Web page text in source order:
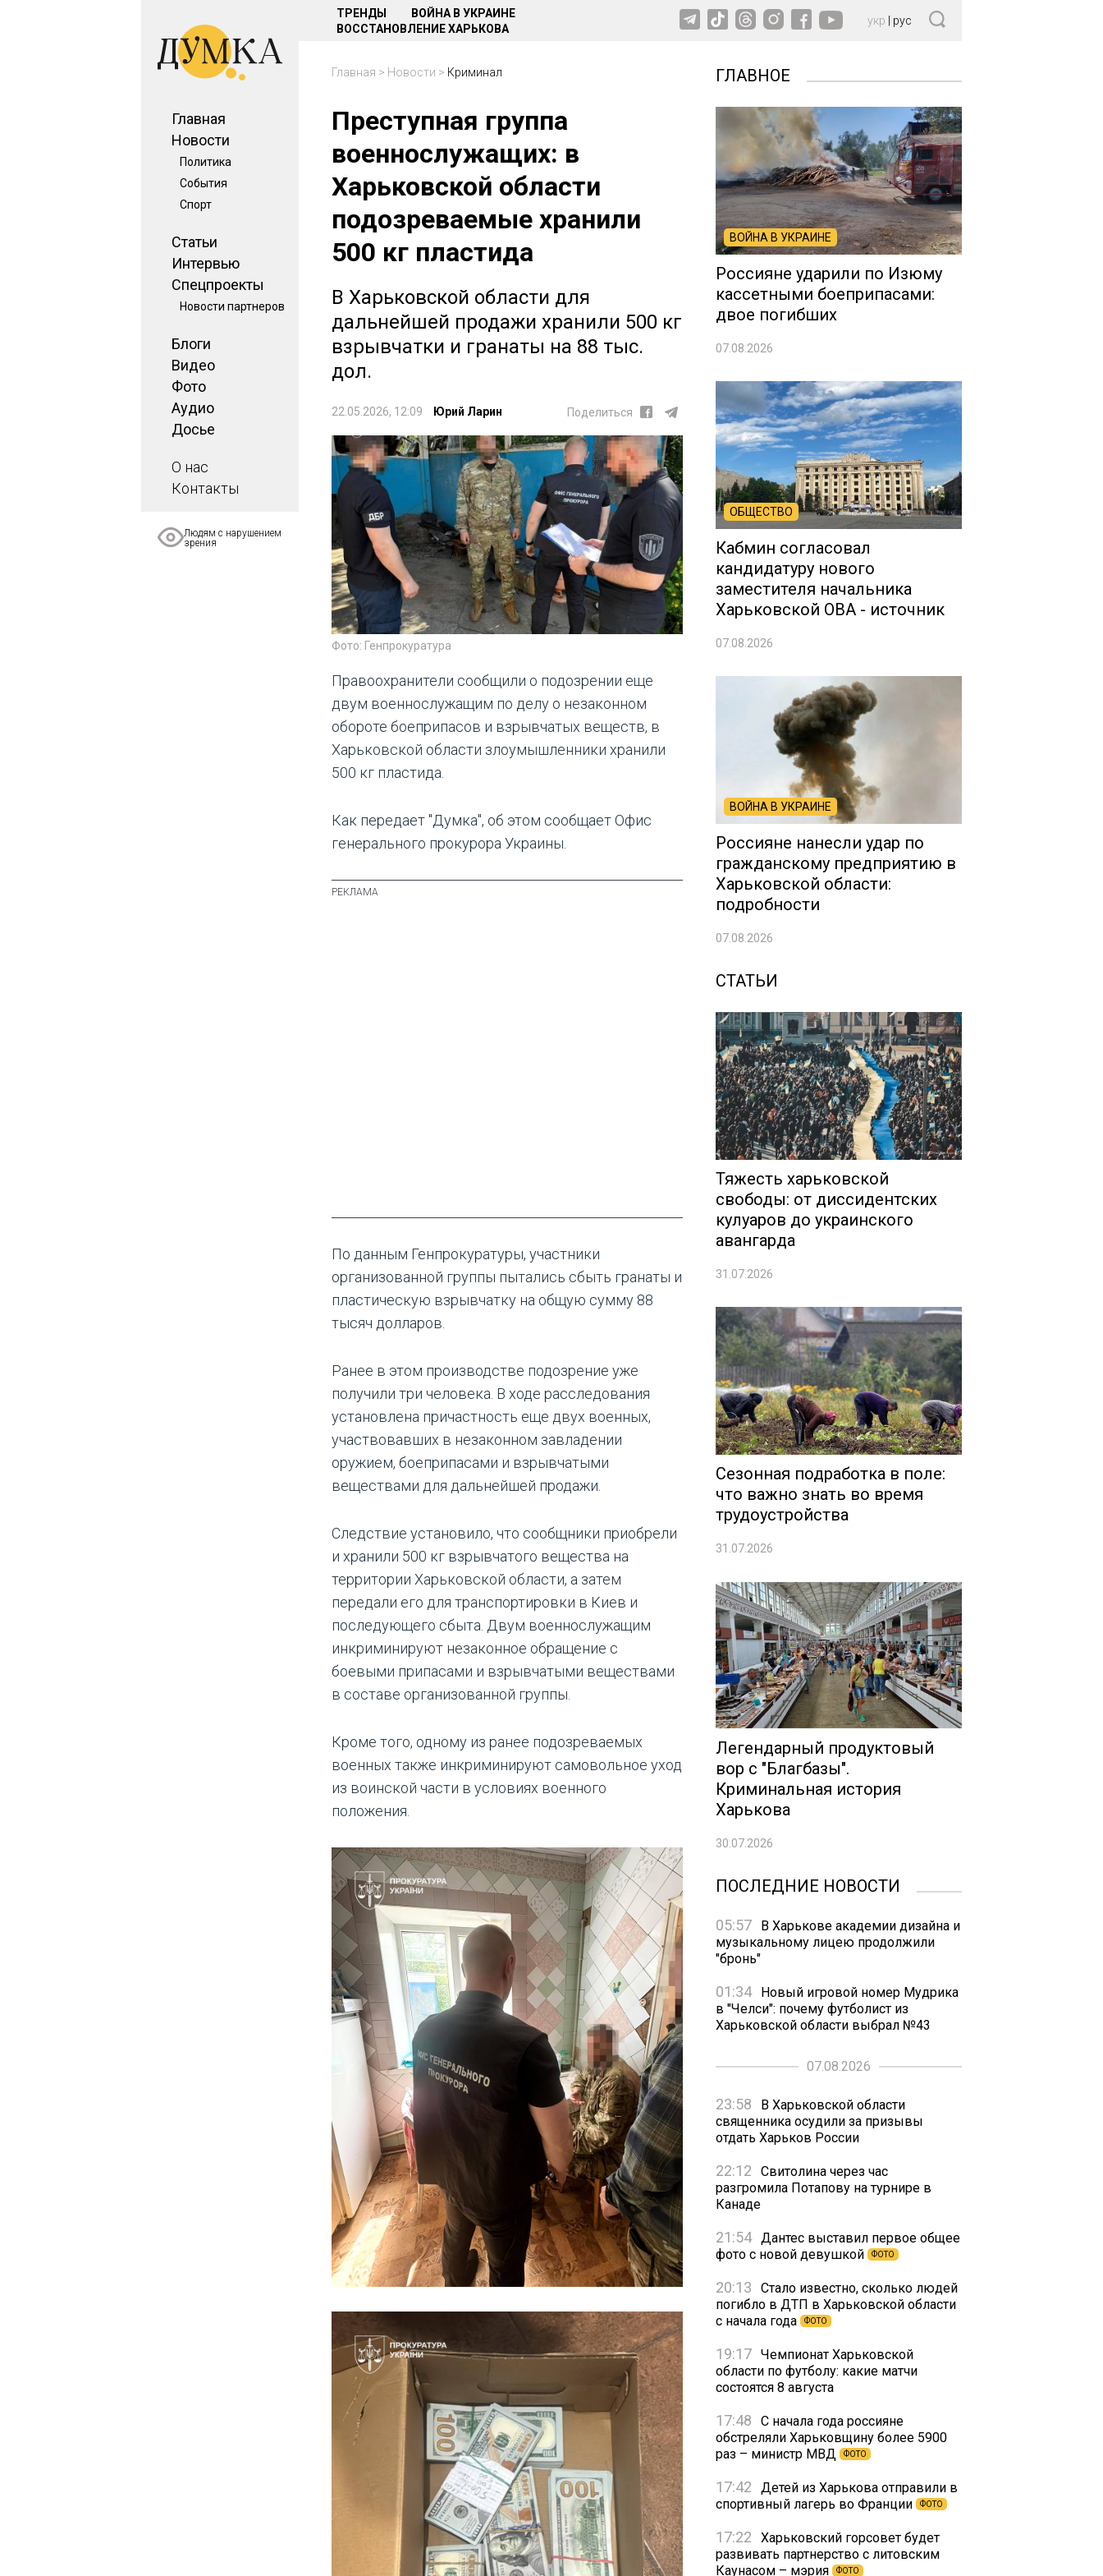
Главная
Новости
Политика
События
Спорт
Статьи
Интервью
Спецпроекты
Новости партнеров
Блоги
Видео
Фото
Аудио
Досье
О нас
Контакты
Людям с нарушением
зрения
ТРЕНДЫ
ВОЙНА В УКРАИНЕ
ВОССТАНОВЛЕНИЕ ХАРЬКОВА
укр рус
Главная > Новости > Криминал
Преступная группа
военнослужащих: в
Харьковской области
подозреваемые хранили
500 кг пластида
В Харьковской области для
дальнейшей продажи хранили 500 кг
взрывчатки и гранаты на 88 тыс.
дол.
22.05.2026, 12:09 Юрий Ларин Поделиться
Фото: Генпрокуратура
Правоохранители сообщили о подозрении еще
двум военнослужащим по делу о незаконном
обороте боеприпасов и взрывчатых веществ, в
Харьковской области злоумышленники хранили
500 кг пластида.
Как передает "Думка", об этом сообщает Офис
генерального прокурора Украины.
По данным Генпрокуратуры, участники
организованной группы пытались сбыть гранаты и
пластическую взрывчатку на общую сумму 88
тысяч долларов.
Ранее в этом производстве подозрение уже
получили три человека. В ходе расследования
установлена причастность еще двух военных,
участвовавших в незаконном завладении
оружием, боеприпасами и взрывчатыми
веществами для дальнейшей продажи.
Следствие установило, что сообщники приобрели
и хранили 500 кг взрывчатого вещества на
территории Харьковской области, а затем
передали его для транспортировки в Киев и
последующего сбыта. Двум военнослужащим
инкриминируют незаконное обращение с
боевыми припасами и взрывчатыми веществами
в составе организованной группы.
Кроме того, одному из ранее подозреваемых
военных также инкриминируют самовольное уход
из воинской части в условиях военного
положения.
ГЛАВНОЕ
ВОЙНА В УКРАИНЕ
Россияне ударили по Изюму
кассетными боеприпасами:
двое погибших
07.08.2026
ОБЩЕСТВО
Кабмин согласовал
кандидатуру нового
заместителя начальника
Харьковской ОВА - источник
07.08.2026
ВОЙНА В УКРАИНЕ
Россияне нанесли удар по
гражданскому предприятию в
Харьковской области:
подробности
07.08.2026
СТАТЬИ
Тяжесть харьковской
свободы: от диссидентских
кулуаров до украинского
авангарда
31.07.2026
Сезонная подработка в поле:
что важно знать во время
трудоустройства
31.07.2026
Легендарный продуктовый
вор с "Благбазы".
Криминальная история
Харькова
30.07.2026
ПОСЛЕДНИЕ НОВОСТИ
05:57
В Харькове академии дизайна и
музыкальному лицею продолжили
"бронь"
01:34
Новый игровой номер Мудрика
в "Челси": почему футболист из
Харьковской области выбрал №43
07.08.2026
23:58
В Харьковской области
священника осудили за призывы
отдать Харьков России
22:12
Свитолина через час
разгромила Потапову на турнире в
Канаде
21:54 Дантес выставил первое общее
фото с новой девушкой
ФОТО
20:13
Стало известно, сколько людей
погибло в ДТП в Харьковской области
с начала года
ФОТО
19:17 Чемпионат Харьковской
области по футболу: какие матчи
состоятся 8 августа
17:48
С начала года россияне
обстреляли Харьковщину более 5900
раз – министр МВД
ФОТО
17:42
Детей из Харькова отправили в
спортивный лагерь во Франции
ФОТО
17:22
Харьковский горсовет будет
развивать партнерство с литовским
Каунасом – мэрия
ФОТО